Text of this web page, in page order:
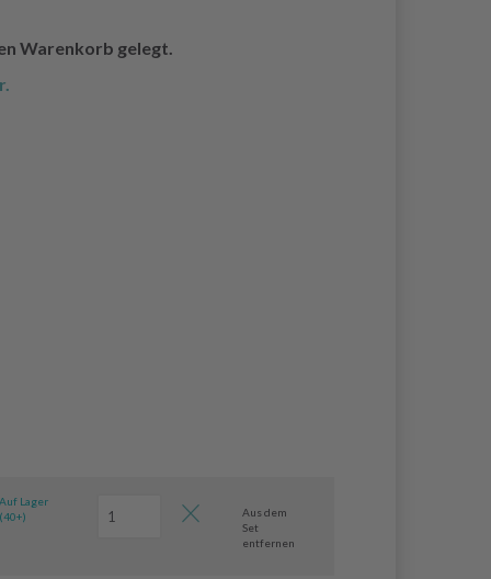
Warenkorb gelegt.
Auf Lager
(40+)
Aus dem
Set
entfernen